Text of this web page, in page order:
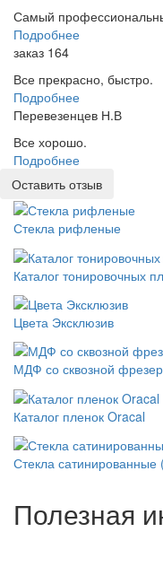
Самый
Подробнее
заказ 164
Все прекрасно, быстро.
Подробнее
Перевезенцев Н.В
Все хорошо.
Подробнее
Оставить отзыв
Стекла рифленые
Каталог тонировочных
Цвета Эксклюзив
МДФ со сквозной
Каталог пленок Oracal
Стекла
Полезная